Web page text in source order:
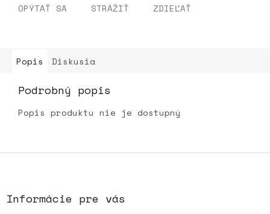
OPÝTAŤ SA STRÁŽIŤ ZDIEĽAŤ
Popis Diskusia
Podrobný popis
Popis produktu nie je dostupný
Z
Informácie pre vás